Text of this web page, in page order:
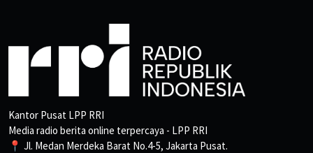
Kantor Pusat LPP RRI
Media radio berita online terpercaya - LPP RRI
📍 Jl. Medan Merdeka Barat No.4-5, Jakarta Pusat.